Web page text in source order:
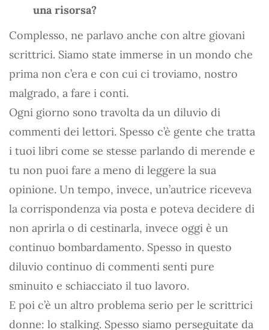
una risorsa?
Complesso, ne parlavo anche con altre giovani
scrittrici. Siamo state immerse in un mondo che
prima non c’era e con cui ci troviamo, nostro
malgrado, a fare i conti.
Ogni giorno sono travolta da un diluvio di
commenti dei lettori. Spesso c’è gente che tratta
i tuoi libri come se stesse parlando di merende e
tu non puoi fare a meno di leggere la sua
opinione. Un tempo, invece, un’autrice riceveva
la corrispondenza via posta e poteva decidere di
non aprirla o di cestinarla, invece oggi è un
continuo bombardamento. Spesso in questo
diluvio continuo di commenti senti pure
sminuito e schiacciato il tuo lavoro.
E poi c’è un altro problema serio per le scrittrici
donne: lo stalking. Spesso siamo perseguitate da